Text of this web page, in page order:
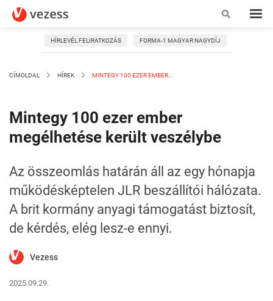
HÍRLEVÉL FELIRATKOZÁS FORMA-1 MAGYAR NAGYDÍJ
CÍMOLDAL HÍREK MINTEGY 100 EZER EMBER...
Mintegy 100 ezer ember
megélhetése került veszélybe
Az összeomlás határán áll az egy hónapja
működésképtelen JLR beszállítói hálózata.
A brit kormány anyagi támogatást biztosít,
de kérdés, elég lesz-e ennyi.
Vezess
2025.09.29.